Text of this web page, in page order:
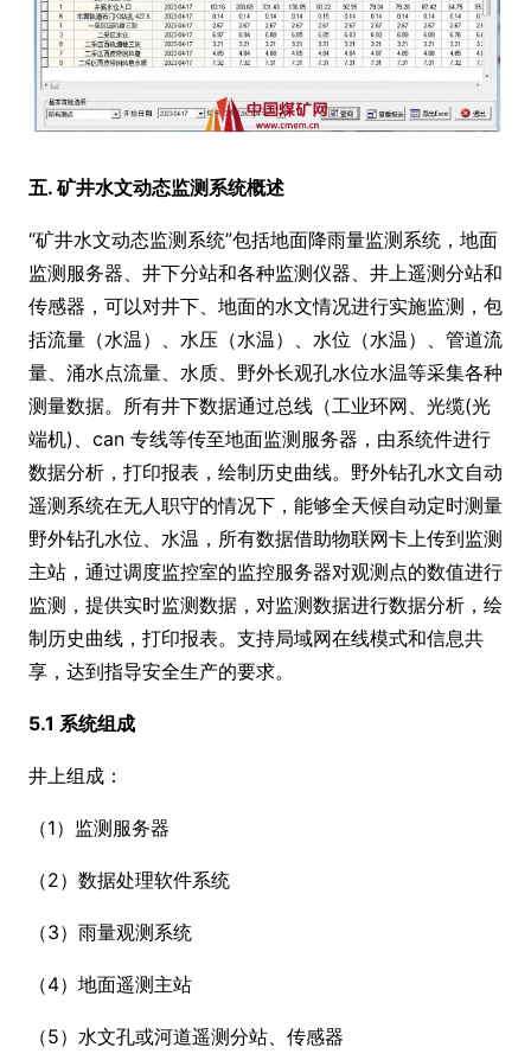
五. 矿井水文动态监测系统概述
“矿井水文动态监测系统”包括地面降雨量监测系统，地面
监测服务器、井下分站和各种监测仪器、井上遥测分站和
传感器，可以对井下、地面的水文情况进行实施监测，包
括流量（水温）、水压（水温）、水位（水温）、管道流
量、涌水点流量、水质、野外长观孔水位水温等采集各种
测量数据。所有井下数据通过总线（工业环网、光缆(光
端机)、can 专线等传至地面监测服务器，由系统件进行
数据分析，打印报表，绘制历史曲线。野外钻孔水文自动
遥测系统在无人职守的情况下，能够全天候自动定时测量
野外钻孔水位、水温，所有数据借助物联网卡上传到监测
主站，通过调度监控室的监控服务器对观测点的数值进行
监测，提供实时监测数据，对监测数据进行数据分析，绘
制历史曲线，打印报表。支持局域网在线模式和信息共
享，达到指导安全生产的要求。
5.1 系统组成
井上组成：
（1）监测服务器
（2）数据处理软件系统
（3）雨量观测系统
（4）地面遥测主站
（5）水文孔或河道遥测分站、传感器